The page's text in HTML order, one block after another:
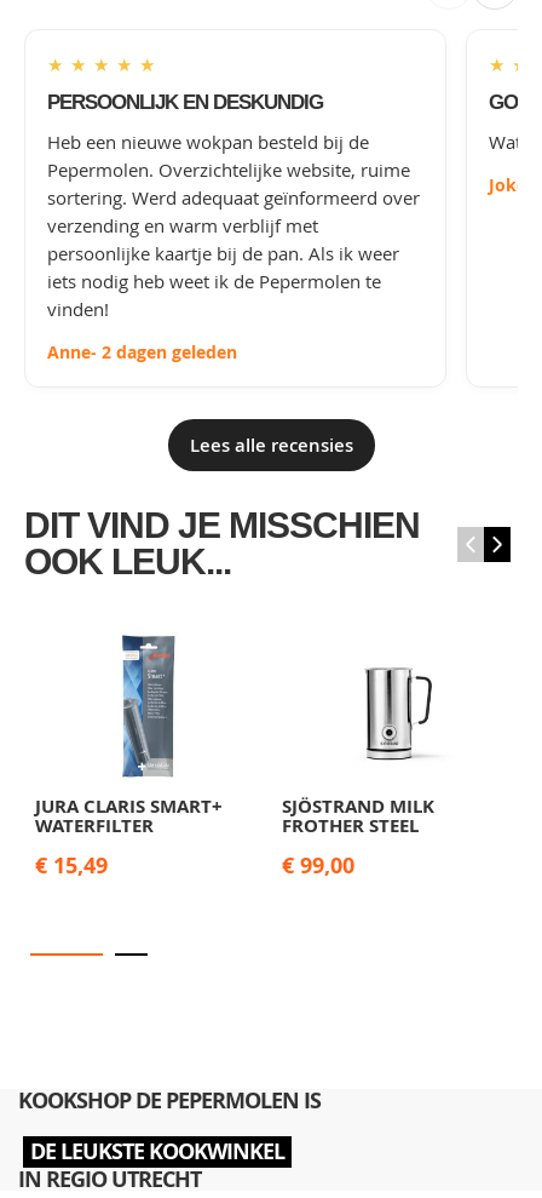
★ ★ ★ ★ ★
PERSOONLIJK EN DESKUNDIG
Heb een nieuwe wokpan besteld bij de
Pepermolen. Overzichtelijke website, ruime
sortering. Werd adequaat geïnformeerd over
verzending en warm verblijf met
persoonlijke kaartje bij de pan. Als ik weer
iets nodig heb weet ik de Pepermolen te
vinden!
Anne- 2 dagen geleden
★ ★
Wat
Joke
Lees alle recensies
DIT VIND JE MISSCHIEN
OOK LEUK...
‹ ›
JURA CLARIS SMART+
WATERFILTER
€ 15,49
SJÖSTRAND MILK
FROTHER STEEL
€ 99,00
KOOKSHOP DE PEPERMOLEN IS
DE LEUKSTE KOOKWINKEL
IN REGIO UTRECHT